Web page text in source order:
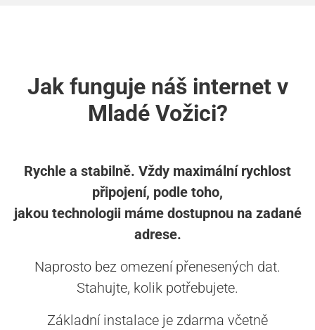
Jak funguje náš internet v
Mladé Vožici?
Rychle a stabilně. Vždy maximální rychlost
připojení, podle toho,
jakou technologii máme dostupnou na zadané
adrese.
Naprosto bez omezení přenesených dat.
Stahujte, kolik potřebujete.
Základní instalace je zdarma včetně